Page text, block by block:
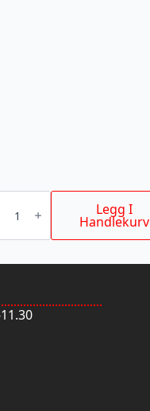
Legg I
Handlekurv